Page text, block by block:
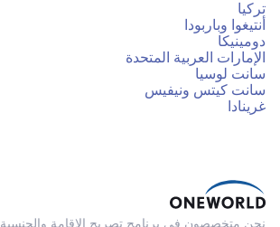
تركيا
أنتيغوا وباربودا
دومينيكا
الإمارات العربية المتحدة
سانت لوسيا
سانت كيتس ونيفيس
غرينادا
نحن متخصصون في برنامج تصريح الإقامة والجنسية